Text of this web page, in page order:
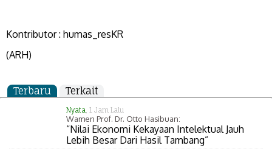
Kontributor : humas_resKR
(ARH)
Terbaru Terkait
Nyata, 1 Jam Lalu
Wamen Prof. Dr. Otto Hasibuan:
“Nilai Ekonomi Kekayaan Intelektual Jauh
Lebih Besar Dari Hasil Tambang”